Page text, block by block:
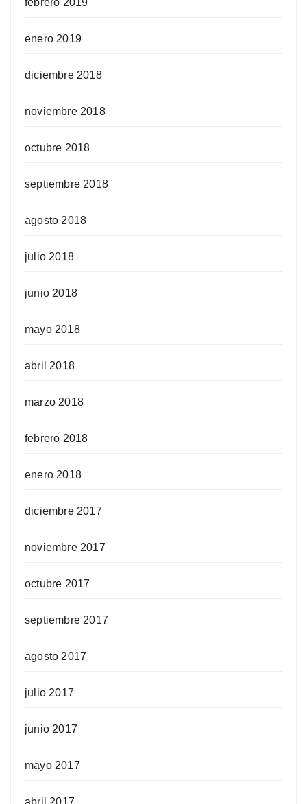
febrero 2019
enero 2019
diciembre 2018
noviembre 2018
octubre 2018
septiembre 2018
agosto 2018
julio 2018
junio 2018
mayo 2018
abril 2018
marzo 2018
febrero 2018
enero 2018
diciembre 2017
noviembre 2017
octubre 2017
septiembre 2017
agosto 2017
julio 2017
junio 2017
mayo 2017
abril 2017